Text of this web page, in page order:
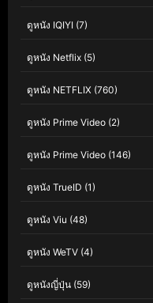
ดูหนัง IQIYI (7)
ดูหนัง Netflix (5)
ดูหนัง NETFLIX (760)
ดูหนัง Prime Video (2)
ดูหนัง Prime Video (146)
ดูหนัง TrueID (1)
ดูหนัง Viu (48)
ดูหนัง WeTV (4)
ดูหนังญี่ปุ่น (59)